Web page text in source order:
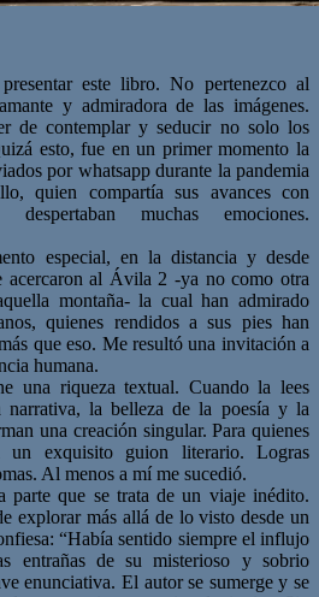
este libro. No pertenezco al
y admiradora de las imágenes.
de contemplar y seducir no solo los
esto, fue en un primer momento la
por whatsapp durante la pandemia
quien compartía sus avances con
muchas emociones.
especial, en la distancia y desde
acercaron al Ávila 2 -ya no como otra
montaña- la cual han admirado
quienes rendidos a sus pies han
que eso. Me resultó una invitación a
humana.
una riqueza textual. Cuando la lees
narrativa, la belleza de la poesía y la
una creación singular. Para quienes
exquisito guion literario. Logras
Al menos a mí me sucedió.
parte que se trata de un viaje inédito.
explorar más allá de lo visto desde un
“Había sentido siempre el influjo
entrañas de su misterioso y sobrio
enunciativa. El autor se sumerge y se